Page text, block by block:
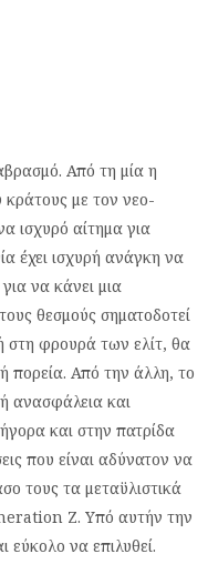
Από τη μία η
κράτους με τον νεο-
ισχυρό αίτημα για
έχει ισχυρή ανάγκη να
να κάνει μια
θεσμούς σηματοδοτεί
στη φρουρά των ελίτ, θα
πορεία. Από την άλλη, το
ανασφάλεια και
και στην πατρίδα
που είναι αδύνατον να
τους τα μεταϋλιστικά
Z. Υπό αυτήν την
εύκολο να επιλυθεί.